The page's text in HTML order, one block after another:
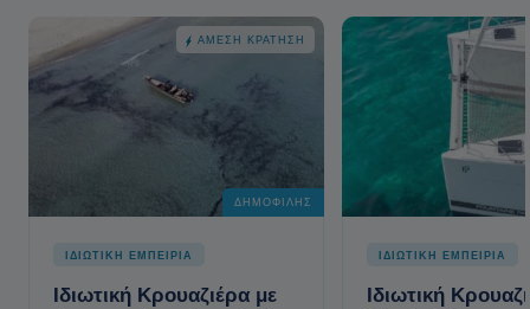
ΆΜΕΣΗ ΚΡΆΤΗΣΗ
ΔΗΜΟΦΙΛΉΣ
ΙΔΙΩΤΙΚΗ ΕΜΠΕΙΡΙΑ
Ιδιωτική Κρουαζιέρα με
ΙΔΙΩΤΙΚΗ ΕΜΠΕΙΡΙΑ
Ιδιωτική